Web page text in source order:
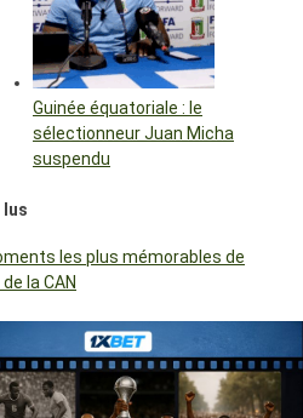
Guinée équatoriale : le
sélectionneur Juan Micha
suspendu
lus
les plus mémorables de
la CAN